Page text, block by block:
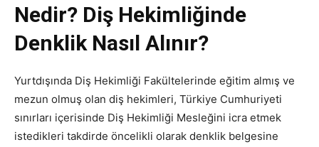
Nedir? Diş Hekimliğinde
Denklik Nasıl Alınır?
Yurtdışında Diş Hekimliği Fakültelerinde eğitim almış ve
mezun olmuş olan diş hekimleri, Türkiye Cumhuriyeti
sınırları içerisinde Diş Hekimliği Mesleğini icra etmek
istedikleri takdirde öncelikli olarak denklik belgesine